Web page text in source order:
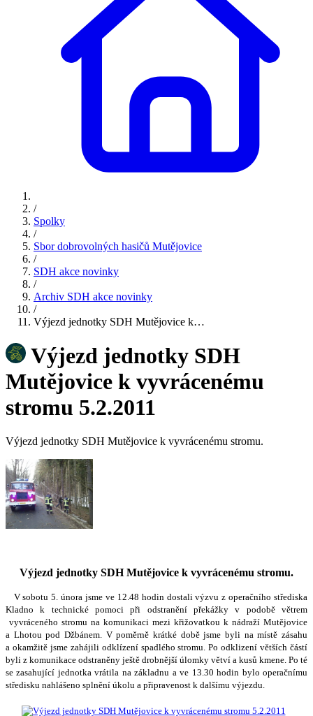
/
Spolky
/
Sbor dobrovolných hasičů Mutějovice
/
SDH akce novinky
/
Archiv SDH akce novinky
/
Výjezd jednotky SDH Mutějovice k…
Výjezd jednotky SDH
Mutějovice k vyvrácenému
stromu 5.2.2011
Výjezd jednotky SDH Mutějovice k vyvrácenému stromu.
Výjezd jednotky SDH Mutějovice k vyvrácenému stromu.
V sobotu 5. února jsme ve 12.48 hodin dostali výzvu z operačního střediska
Kladno k technické pomoci při odstranění překážky v podobě větrem
vyvráceného stromu na komunikaci mezi křižovatkou k nádraží Mutějovice
a Lhotou pod Džbánem. V poměrně krátké době jsme byli na místě zásahu
a okamžitě jsme zahájili odklízení spadlého stromu. Po odklizení větších částí
byli z komunikace odstraněny ještě drobnější úlomky větví a kusů kmene. Po té
se zasahující jednotka vrátila na základnu a ve 13.30 hodin bylo operačnímu
středisku nahlášeno splnění úkolu a připravenost k dalšímu výjezdu.